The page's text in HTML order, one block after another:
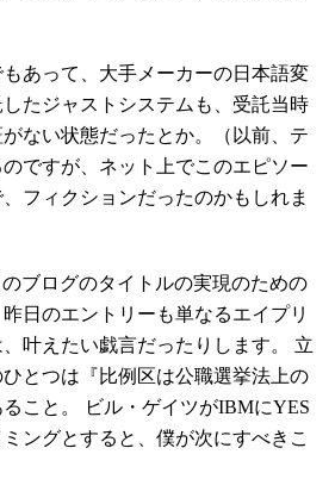
あって、大手メーカーの日本語変
たジャストシステムも、受託当時
ない状態だったとか。（以前、テ
ですが、ネット上でこのエピソー
フィクションだったのかもしれま
ブログのタイトルの実現のための
日のエントリーも単なるエイプリ
叶えたい戯言だったりします。 立
とつは『比例区は公職選挙法上の
こと。 ビル・ゲイツがIBMにYES
ングとすると、僕が次にすべきこ